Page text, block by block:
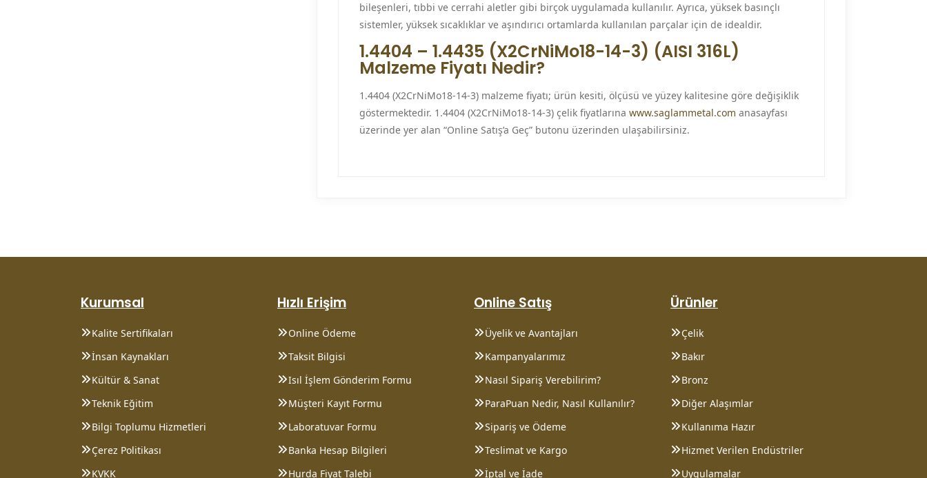
bileşenleri, tıbbi ve cerrahi aletler gibi birçok uygulamada kullanılır. Ayrıca, yüksek basınçlı
sistemler, yüksek sıcaklıklar ve aşındırıcı ortamlarda kullanılan parçalar için de idealdir.
1.4404 – 1.4435 (X2CrNiMo18-14-3) (AISI 316L)
Malzeme Fiyatı Nedir?
1.4404 (X2CrNiMo18-14-3) malzeme fiyatı; ürün kesiti, ölçüsü ve yüzey kalitesine göre değişiklik
göstermektedir. 1.4404 (X2CrNiMo18-14-3) çelik fiyatlarına www.saglammetal.com anasayfası
üzerinde yer alan “Online Satış’a Geç” butonu üzerinden ulaşabilirsiniz.
Kurumsal
Kalite Sertifikaları
İnsan Kaynakları
Kültür & Sanat
Teknik Eğitim
Bilgi Toplumu Hizmetleri
Çerez Politikası
KVKK
Hızlı Erişim
Online Ödeme
Taksit Bilgisi
Isıl İşlem Gönderim Formu
Müşteri Kayıt Formu
Laboratuvar Formu
Banka Hesap Bilgileri
Hurda Fiyat Talebi
Online Satış
Üyelik ve Avantajları
Kampanyalarımız
Nasıl Sipariş Verebilirim?
ParaPuan Nedir, Nasıl Kullanılır?
Sipariş ve Ödeme
Teslimat ve Kargo
İptal ve İade
Ürünler
Çelik
Bakır
Bronz
Diğer Alaşımlar
Kullanıma Hazır
Hizmet Verilen Endüstriler
Uygulamalar